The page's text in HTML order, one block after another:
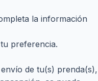
la información
preferencia.
de tu(s) prenda(s),